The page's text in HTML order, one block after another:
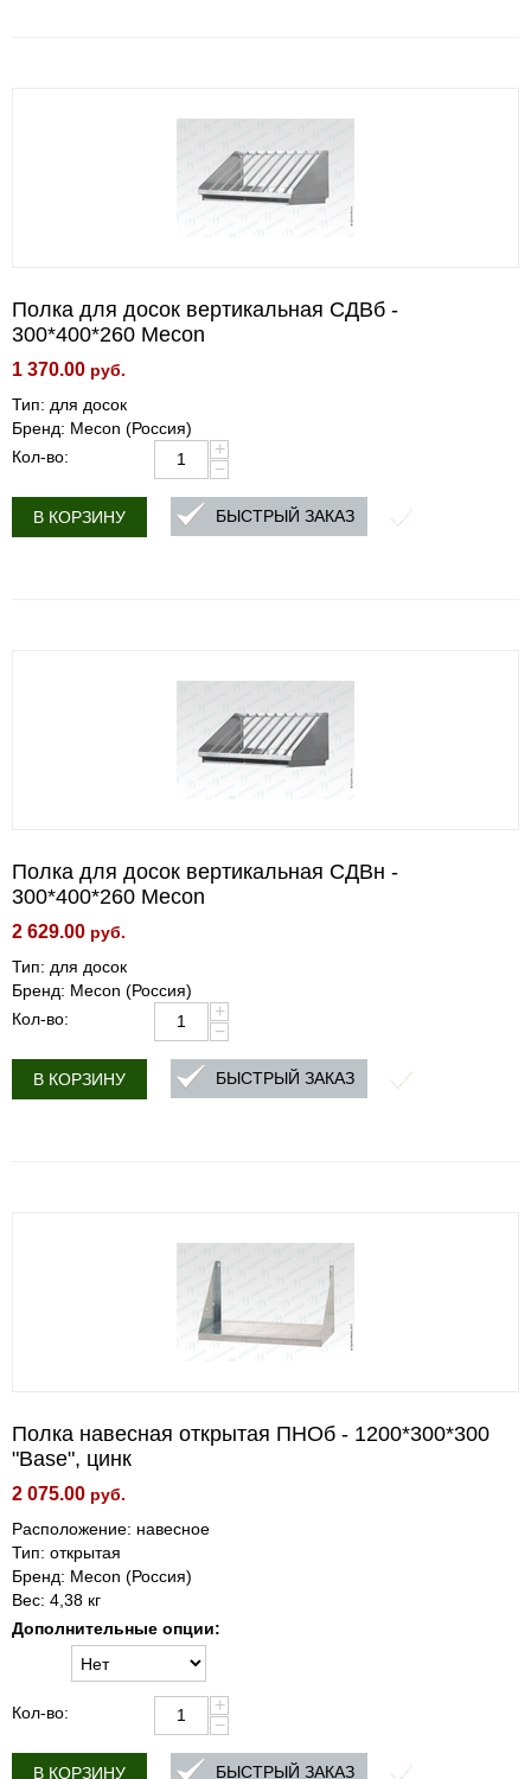
Полка для досок вертикальная СДВб -
300*400*260 Mecon
1 370.00 руб.
Тип: для досок
Бренд: Mecon (Россия)
Кол-во:
+
−
В КОРЗИНУ БЫСТРЫЙ ЗАКАЗ
Полка для досок вертикальная СДВн -
300*400*260 Mecon
2 629.00 руб.
Тип: для досок
Бренд: Mecon (Россия)
Кол-во:
+
−
В КОРЗИНУ БЫСТРЫЙ ЗАКАЗ
Полка навесная открытая ПНОб - 1200*300*300
"Base", цинк
2 075.00 руб.
Расположение: навесное
Тип: открытая
Бренд: Mecon (Россия)
Вес: 4,38 кг
Дополнительные опции:
Кол-во:
+
−
В КОРЗИНУ БЫСТРЫЙ ЗАКАЗ